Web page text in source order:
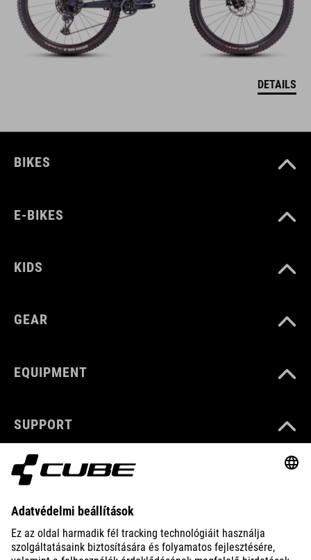
DETAILS
BIKES
E-BIKES
KIDS
GEAR
EQUIPMENT
SUPPORT
ABOUT US
EXPLORE